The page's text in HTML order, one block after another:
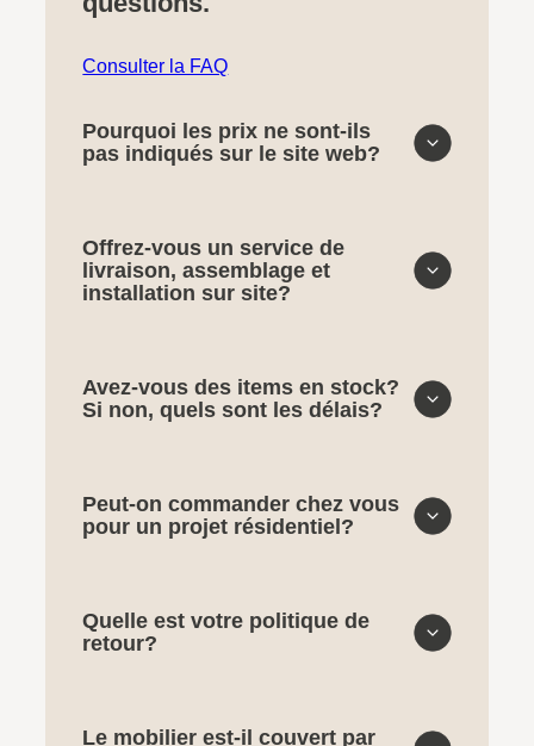
Consulter la FAQ
Pourquoi les prix ne sont-ils
pas indiqués sur le site web?
Offrez-vous un service de
livraison, assemblage et
installation sur site?
Avez-vous des items en stock?
Si non, quels sont les délais?
Peut-on commander chez vous
pour un projet résidentiel?
Quelle est votre politique de
retour?
Le mobilier est-il couvert par